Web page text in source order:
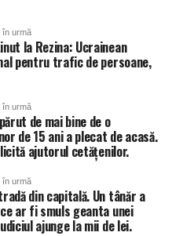
în urmă
la Rezina: Ucrainean
pentru trafic de persoane,
în urmă
de mai bine de o
de 15 ani a plecat de acasă.
ajutorul cetățenilor.
în urmă
din capitală. Un tânăr a
ar fi smuls geanta unei
ajunge la mii de lei.